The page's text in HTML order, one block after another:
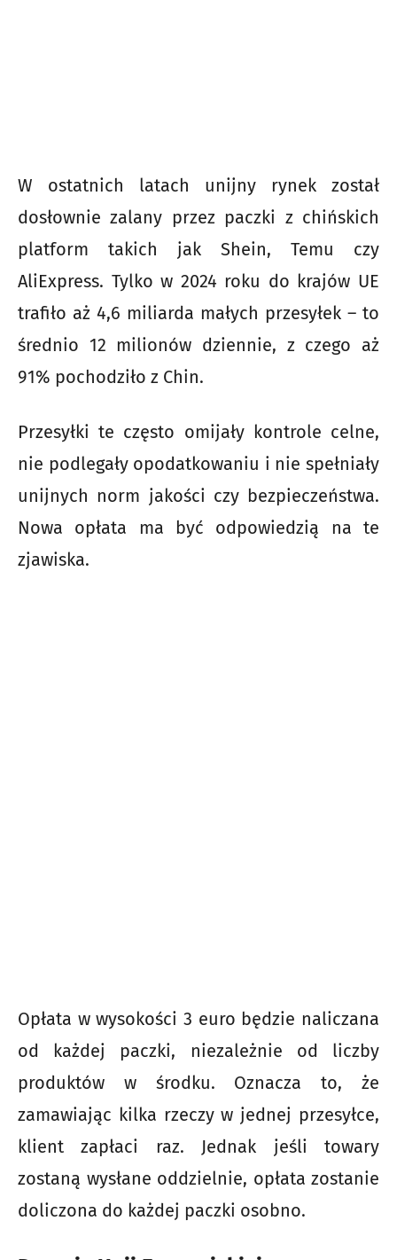
W ostatnich latach unijny rynek został
dosłownie zalany przez paczki z chińskich
platform takich jak Shein, Temu czy
AliExpress. Tylko w 2024 roku do krajów UE
trafiło aż 4,6 miliarda małych przesyłek – to
średnio 12 milionów dziennie, z czego aż
91% pochodziło z Chin.
Przesyłki te często omijały kontrole celne,
nie podlegały opodatkowaniu i nie spełniały
unijnych norm jakości czy bezpieczeństwa.
Nowa opłata ma być odpowiedzią na te
zjawiska.
Opłata w wysokości 3 euro będzie naliczana
od każdej paczki, niezależnie od liczby
produktów w środku. Oznacza to, że
zamawiając kilka rzeczy w jednej przesyłce,
klient zapłaci raz. Jednak jeśli towary
zostaną wysłane oddzielnie, opłata zostanie
doliczona do każdej paczki osobno.